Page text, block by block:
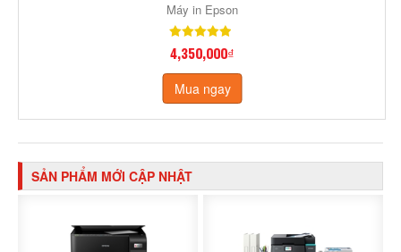
Máy in Epson
4,350,000₫
Mua ngay
SẢN PHẨM MỚI CẬP NHẬT